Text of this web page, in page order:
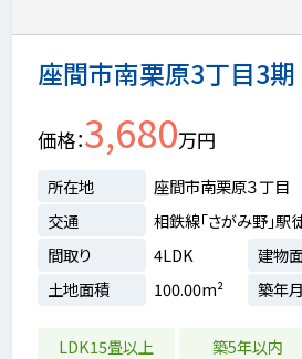
座間市南栗原3丁目3期
価格 3,680万円
所在地
座間市南栗原３丁目
交通
相鉄線「さがみ野」駅
間取り
4LDK 建物
土地面積
100.00m² 築年月
LDK15畳以上 築5年以内